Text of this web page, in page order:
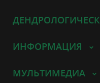
ИНФОРМАЦИЯ
МУЛЬТИМЕДИА